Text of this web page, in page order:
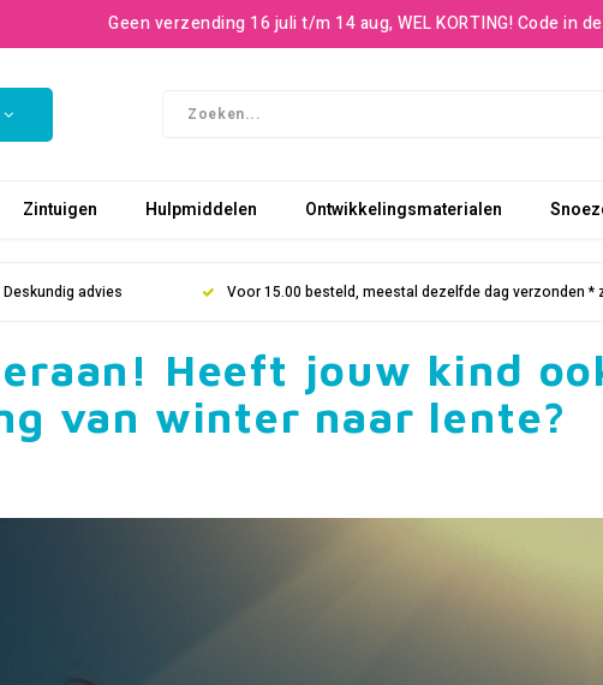
Geen verzending 16 juli t/m 14 aug, WEL KORTING! Code in
Zintuigen Hulpmiddelen Ontwikkelingsmaterialen
Deskundig advies Voor 15.00 besteld, meestal dezelfde dag verzonden *
Heeft jouw kind
van winter naar lente?